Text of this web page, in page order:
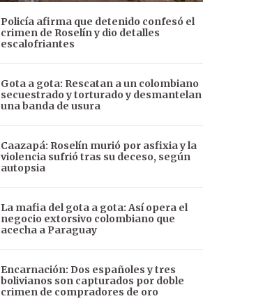
Policía afirma que detenido confesó el
crimen de Roselín y dio detalles
escalofriantes
Gota a gota: Rescatan a un colombiano
secuestrado y torturado y desmantelan
una banda de usura
Caazapá: Roselín murió por asfixia y la
violencia sufrió tras su deceso, según
autopsia
La mafia del gota a gota: Así opera el
negocio extorsivo colombiano que
acecha a Paraguay
Encarnación: Dos españoles y tres
bolivianos son capturados por doble
crimen de compradores de oro